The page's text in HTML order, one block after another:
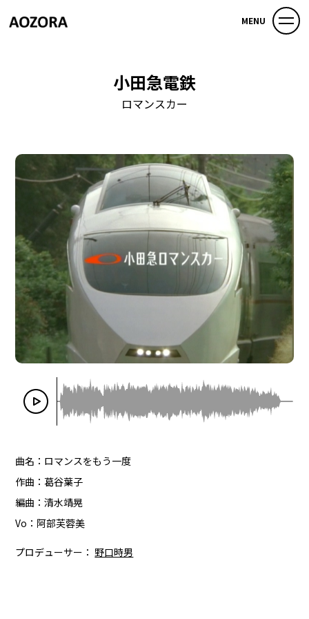
MENU
小田急電鉄
ロマンスカー
曲名：ロマンスをもう一度
作曲：葛谷葉子
編曲：清水靖晃
Vo：阿部芙蓉美
プロデューサー：野口時男